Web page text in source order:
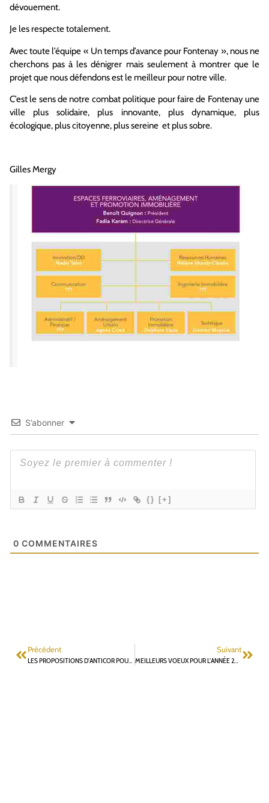
dévouement.
Je les respecte totalement.
Avec toute l’équipe « Un temps d’avance pour Fontenay », nous ne
cherchons pas à les dénigrer mais seulement à montrer que le
projet que nous défendons est le meilleur pour notre ville.
C’est le sens de notre combat politique pour faire de Fontenay une
ville plus solidaire, plus innovante, plus dynamique, plus
écologique, plus citoyenne, plus sereine et plus sobre.
Gilles Mergy
S’abonner
{} [+]
0 COMMENTAIRES
Précédent Suivant
MEILLEURS VOEUX POUR L’ANNÉE 2020